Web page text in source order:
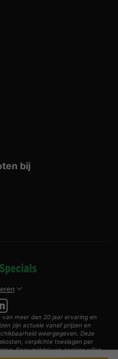
bij
meer dan 20 jaar ervaring en
zijn actuele vanaf prijzen en
weergegeven. Deze
verplichte toeslagen per
Door middel van cookies willen